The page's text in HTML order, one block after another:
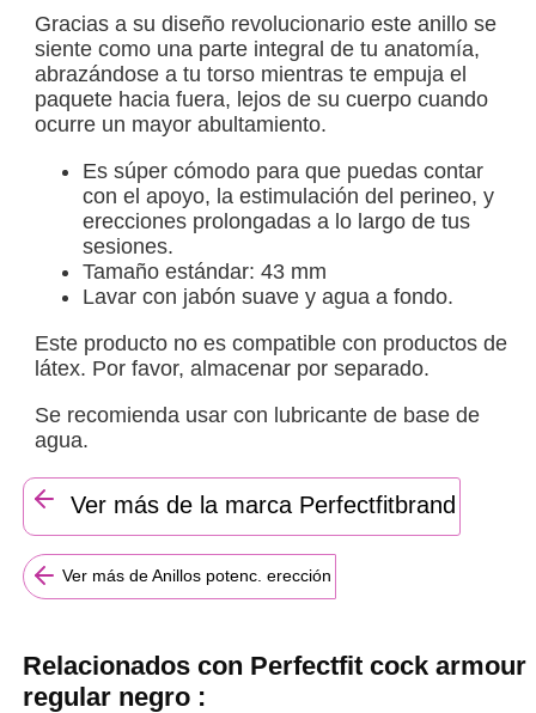
Gracias a su diseño revolucionario este anillo se
siente como una parte integral de tu anatomía,
abrazándose a tu torso mientras te empuja el
paquete hacia fuera, lejos de su cuerpo cuando
ocurre un mayor abultamiento.
Es súper cómodo para que puedas contar
con el apoyo, la estimulación del perineo, y
erecciones prolongadas a lo largo de tus
sesiones.
Tamaño estándar: 43 mm
Lavar con jabón suave y agua a fondo.
Este producto no es compatible con productos de
látex. Por favor, almacenar por separado.
Se recomienda usar con lubricante de base de
agua.
Ver más de la marca Perfectfitbrand
Ver más de Anillos potenc. erección
Relacionados con Perfectfit cock armour
regular negro :